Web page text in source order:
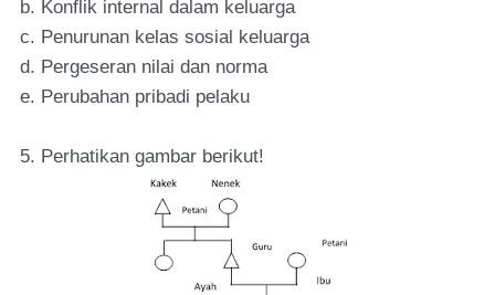
b. Konflik internal dalam keluarga
c. Penurunan kelas sosial keluarga
d. Pergeseran nilai dan norma
e. Perubahan pribadi pelaku
5. Perhatikan gambar berikut!